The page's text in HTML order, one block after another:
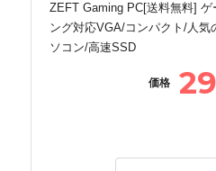
ZEFT Gaming PC[送料無料]
ング対応VGA/コンパクト/人
ソコン/高速SSD
価格